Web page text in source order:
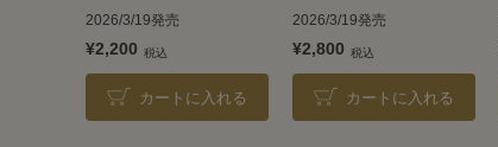
2026/3/19発売
¥2,200
カートに入れる
2026/3/19発売
¥2,800
カートに入れる